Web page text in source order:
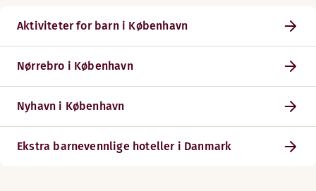
Aktiviteter for barn i København
Nørrebro i København
Nyhavn i København
Ekstra barnevennlige hoteller i Danmark